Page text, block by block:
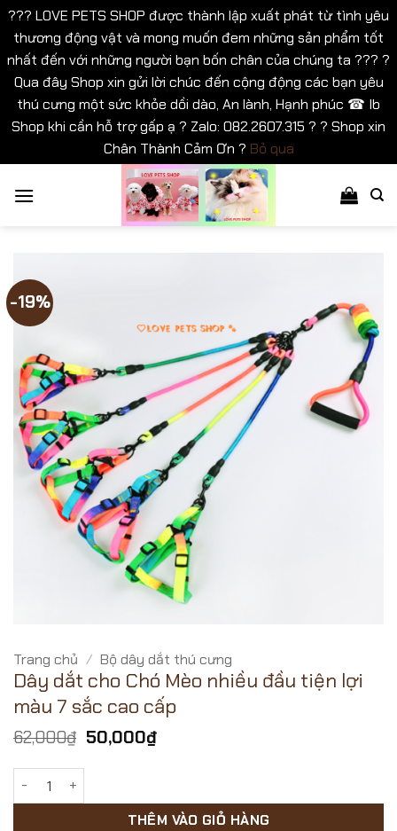
??? LOVE PETS SHOP được thành lập xuất phát từ tình yêu
thương động vật và mong muốn đem những sản phẩm tốt
nhất đến với những người bạn bốn chân của chúng ta ??? ?
Qua đây Shop xin gửi lời chúc đến cộng động các bạn yêu
thú cưng một sức khỏe dồi dào, An lành, Hạnh phúc ☎ Ib
Shop khi cần hỗ trợ gấp ạ ? Zalo: 082.2607.315 ? ? Shop xin
Chân Thành Cảm Ơn ? Bỏ qua
qua
-19%
Trang chủ / Bộ dây dắt thú cưng
Dây dắt cho Chó Mèo nhiều đầu tiện lợi
màu 7 sắc cao cấp
62,000₫ Giá
gốc
50,000₫Giá
50,000₫.
THÊM VÀO GIỎ HÀNG